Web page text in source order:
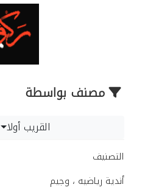
مصنف بواسطة
القريب أولا
التصنيف
أندية رياضيه ، وجيم